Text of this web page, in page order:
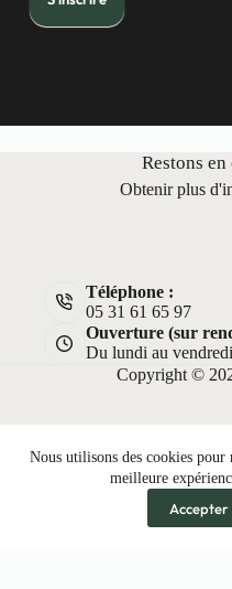
Nous utilisons des cookies pour
meilleure
Accepter
t
Restons
Obtenir plus
Téléphone :
05 31 61 65 97
Ouverture (sur
Du lundi au
Copyright ©
Van aménagé